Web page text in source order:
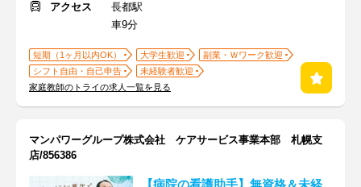
アクセス
長都駅
車9分
短期（1ヶ月以内OK） 大学生歓迎
副業・Ｗワーク歓迎
シフト自由・自己申告
未経験者歓迎
家庭教師のトライの求人一覧を見る
マンパワーグループ株式会社 ケアサービス事業本部 札幌支
店/856386